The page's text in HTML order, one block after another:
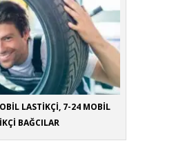
LASTİKÇİ, 7-24 MOBİL
BAĞCILAR